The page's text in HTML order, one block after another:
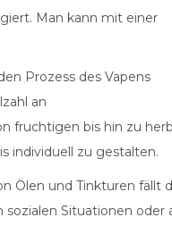
Man kann mit einer
Prozess des Vapens
an
fruchtigen bis hin zu
individuell zu gestalten.
Ölen und Tinkturen fällt
Situationen oder